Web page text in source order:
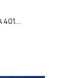
401...